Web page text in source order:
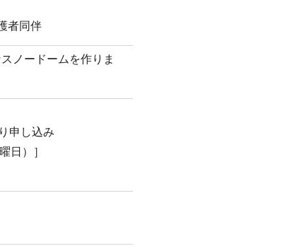
者同伴
ノードームを作りま
申し込み
日）］